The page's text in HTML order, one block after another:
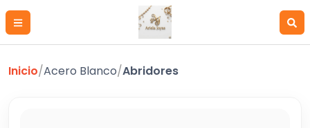
Inicio/Acero Blanco/Abridores